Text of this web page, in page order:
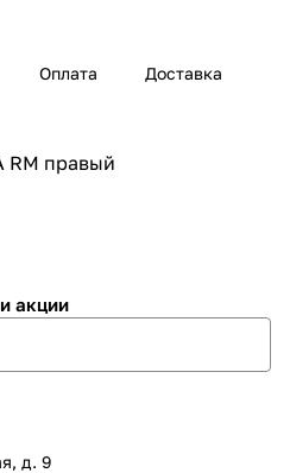
Оплата Доставка
RM правый
акции
д. 9